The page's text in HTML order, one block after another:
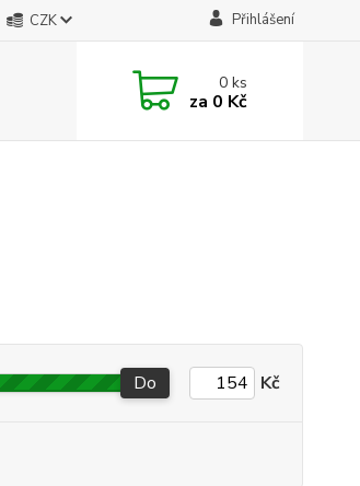
CZK Přihlášení
0ks
za 0 Kč
Do Kč